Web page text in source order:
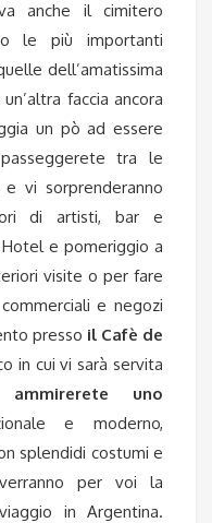
anche il cimitero
le più importanti
dell’amatissima
faccia ancora
un pò ad essere
tra le
vi sorprenderanno
di artisti, bar e
e pomeriggio a
visite o per fare
e negozi
presso il Cafè de
in cui vi sarà servita
uno
e moderno,
splendidi costumi e
per voi la
in Argentina.